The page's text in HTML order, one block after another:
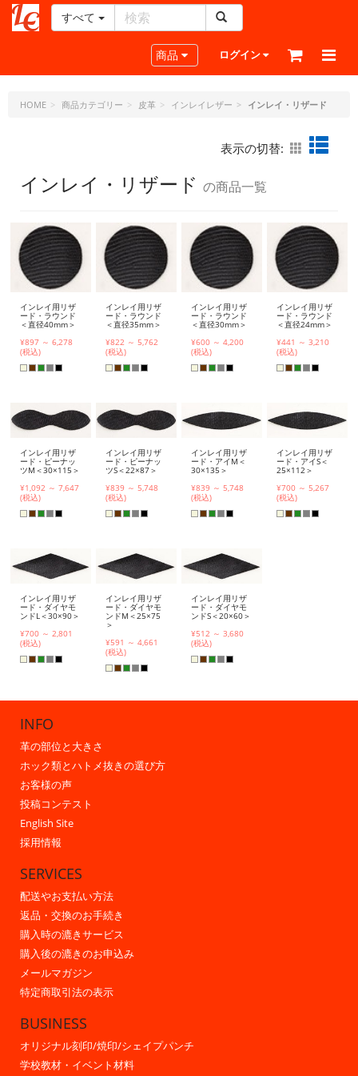
ー
ラ
ト・
ー
ピ
ー
すべて
Toggle navigation
商品 ログイン
HOME 商品カテゴリー 皮革 インレイレザー インレイ・リザード
表示の切替:
インレイ・リザード の商品一覧
インレイ用リザ
ード・ラウンド
＜直径40mm＞
¥897 ～ 6,278
(税込)
インレイ用リザ
ード・ラウンド
＜直径35mm＞
¥822 ～ 5,762
(税込)
インレイ用リザ
ード・ラウンド
＜直径30mm＞
¥600 ～ 4,200
(税込)
インレイ用リザ
ード・ラウンド
＜直径24mm＞
¥441 ～ 3,210
(税込)
インレイ用リザ
ード・ピーナッ
ツM＜30×115＞
¥1,092 ～ 7,647
(税込)
インレイ用リザ
ード・ピーナッ
ツS＜22×87＞
¥839 ～ 5,748
(税込)
インレイ用リザ
ード・アイM＜
30×135＞
¥839 ～ 5,748
(税込)
インレイ用リザ
ード・アイS＜
25×112＞
¥700 ～ 5,267
(税込)
インレイ用リザ
ード・ダイヤモ
ンドL＜30×90＞
¥700 ～ 2,801
(税込)
インレイ用リザ
ード・ダイヤモ
ンドM＜25×75
＞
¥591 ～ 4,661
(税込)
インレイ用リザ
ード・ダイヤモ
ンドS＜20×60＞
¥512 ～ 3,680
(税込)
INFO
革の部位と大きさ
ホック類とハトメ抜きの選び方
お客様の声
投稿コンテスト
English Site
採用情報
SERVICES
配送やお支払い方法
返品・交換のお手続き
購入時の漉きサービス
購入後の漉きのお申込み
メールマガジン
特定商取引法の表示
BUSINESS
オリジナル刻印/焼印/シェイプパンチ
学校教材・イベント材料